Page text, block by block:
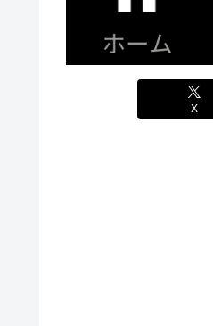
X